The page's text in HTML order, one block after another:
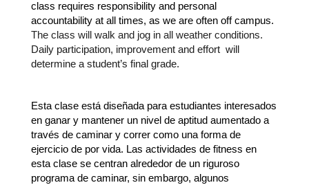
class requires responsibility and personal
The class will walk and jog in all weather conditions.
Daily participation, improvement and effort  will
determine a student’s final grade.
Esta clase está diseñada para estudiantes interesados
en ganar y mantener un nivel de aptitud aumentado a
través de caminar y correr como una forma de
ejercicio de por vida. Las actividades de fitness en
esta clase se centran alrededor de un riguroso
programa de caminar, sin embargo, algunos